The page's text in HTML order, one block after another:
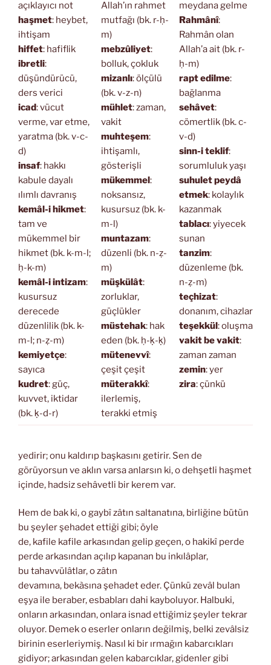
açıklayıcı not
haşmet: heybet,
ihtişam
hiffet: hafiflik
ibretli:
düşündürücü,
ders verici
icad: vücut
verme, var etme,
yaratma (bk. v-c-
d)
insaf: hakkı
kabule dayalı
ılımlı davranış
kemâl-i hikmet:
tam ve
mükemmel bir
hikmet (bk. k-m-l;
ḥ-k-m)
kemâl-i intizam:
kusursuz
derecede
düzenlilik (bk. k-
m-l; n-ẓ-m)
kemiyetçe:
sayıca
kudret: güç,
kuvvet, iktidar
(bk. ḳ-d-r)
Allah’ın rahmet
mutfağı (bk. r-ḥ-
m)
mebzûliyet:
bolluk, çokluk
mizanlı: ölçülü
(bk. v-z-n)
mühlet: zaman,
vakit
muhteşem:
ihtişamlı,
gösterişli
mükemmel:
noksansız,
kusursuz (bk. k-
m-l)
muntazam:
düzenli (bk. n-ẓ-
m)
müşkülât:
zorluklar,
güçlükler
müstehak: hak
eden (bk. ḥ-ḳ-ḳ)
mütenevvî:
çeşit çeşit
müterakkî:
ilerlemiş,
terakki etmiş
meydana gelme
Rahmânî:
Rahmân olan
Allah’a ait (bk. r-
ḥ-m)
rapt edilme:
bağlanma
sehâvet:
cömertlik (bk. c-
v-d)
sinn-i teklif:
sorumluluk yaşı
suhulet peydâ
etmek: kolaylık
kazanmak
tablacı: yiyecek
sunan
tanzim:
düzenleme (bk.
n-ẓ-m)
teçhizat:
donanım, cihazlar
teşekkül: oluşma
vakit be vakit:
zaman zaman
zemin: yer
zira: çünkü
yedirir; onu kaldırıp başkasını getirir. Sen de
görüyorsun ve aklın varsa anlarsın ki, o dehşetli haşmet
içinde, hadsiz sehâvetli bir kerem var.
Hem de bak ki, o gaybî zâtın saltanatına, birliğine bütün
bu şeyler şehadet ettiği gibi; öyle
de, kafile kafile arkasından gelip geçen, o hakikî perde
perde arkasından açılıp kapanan bu inkılâplar,
bu tahavvülâtlar, o zâtın
devamına, bekàsına şehadet eder. Çünkü zevâl bulan
eşya ile beraber, esbabları dahi kayboluyor. Halbuki,
onların arkasından, onlara isnad ettiğimiz şeyler tekrar
oluyor. Demek o eserler onların değilmiş, belki zevâlsiz
birinin eserleriymiş. Nasıl ki bir ırmağın kabarcıkları
gidiyor; arkasından gelen kabarcıklar, gidenler gibi